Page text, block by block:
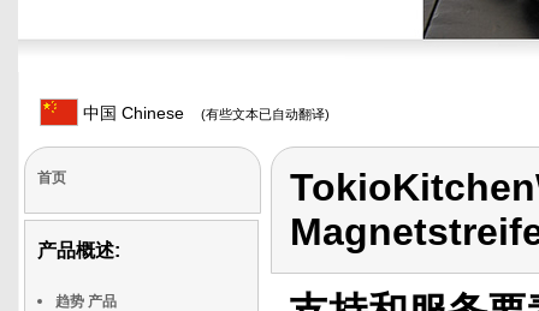
中国 Chinese (有些文本已自动翻译)
首页
产品概述:
趋势 产品